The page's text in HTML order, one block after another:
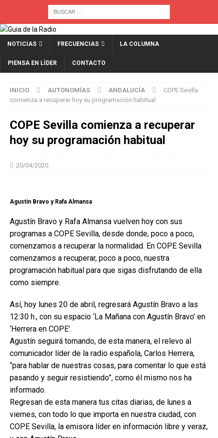
NOTICIAS FRECUENCIAS LA COLUMNA
PIENSA EN LÍDER CONTACTO
INICIO AUTONOMÍAS ANDALUCÍA
COPE Sevilla
comienza a recuperar hoy su programación habitual
COPE Sevilla comienza a recuperar
hoy su programación habitual
20/04/2020
Agustín Bravo y Rafa Almansa
Agustín Bravo y Rafa Almansa vuelven hoy con sus
programas a COPE Sevilla, desde donde, poco a poco,
comenzamos a recuperar la normalidad. En COPE Sevilla
comenzamos a recuperar, poco a poco, nuestra
programación habitual para que sigas disfrutando de ella
como siempre.
Así, hoy lunes 20 de abril, regresará Agustín Bravo a las
12:30 h., con su espacio ‘La Mañana con Agustín Bravo’ en
‘Herrera en COPE’.
Agustín seguirá tomando, de esta manera, el relevo al
comunicador líder de la radio española, Carlos Herrera,
“para hablar de nuestras cosas, para comentar lo que está
pasando y seguir resistiendo”, como él mismo nos ha
informado.
Regresan de esta manera tus citas diarias, de lunes a
viernes, con todo lo que importa en nuestra ciudad, con
COPE Sevilla, la emisora líder en información libre y veraz,